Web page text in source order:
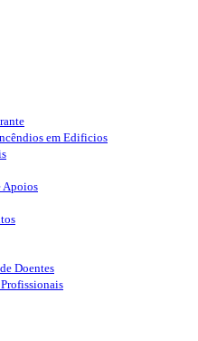
em Edificios
Apoios
Doentes